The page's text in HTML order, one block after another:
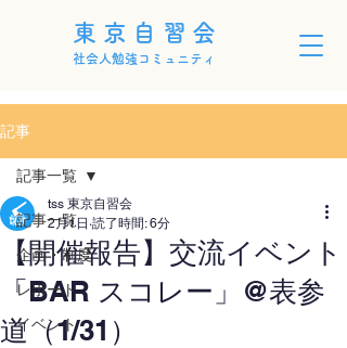
東京自習会
社会人勉強コミュニティ
記事
記事一覧
企画・制度
レポート
イベント
記事一覧
【開催報告】交流イベント
「BAR スコレー」@表参
道（1/31）
tss 東京自習会
2月1日 読了時間: 6分